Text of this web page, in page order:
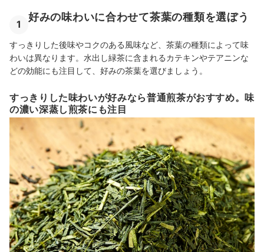
1
好みの味わいに合わせて茶葉の種類を選ぼう
すっきりした後味やコクのある風味など、茶葉の種類によって味
わいは異なります。水出し緑茶に含まれるカテキンやテアニンな
どの効能にも注目して、好みの茶葉を選びましょう。
すっきりした味わいが好みなら普通煎茶がおすすめ。味
の濃い深蒸し煎茶にも注目